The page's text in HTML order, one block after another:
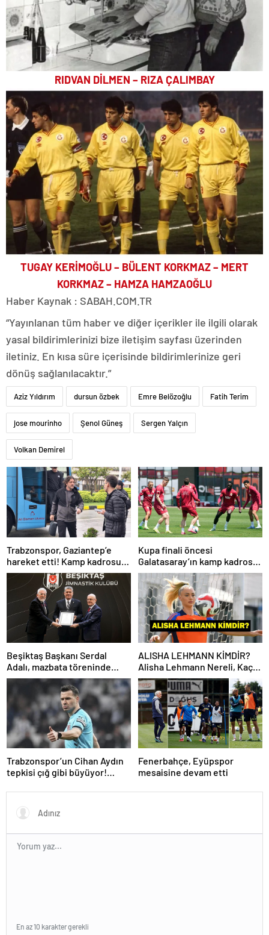
RIDVAN DİLMEN – RIZA ÇALIMBAY
TUGAY KERİMOĞLU – BÜLENT KORKMAZ – MERT
KORKMAZ – HAMZA HAMZAOĞLU
Haber Kaynak : SABAH.COM.TR
“Yayınlanan tüm haber ve diğer içerikler ile ilgili olarak
yasal bildirimlerinizi bize iletişim sayfası üzerinden
iletiniz. En kısa süre içerisinde bildirimlerinize geri
dönüş sağlanılacaktır.”
Aziz Yıldırım dursun özbek Emre Belözoğlu Fatih Terim
jose mourinho Şenol Güneş Sergen Yalçın
Volkan Demirel
Trabzonspor, Gaziantep’e
hareket etti! Kamp kadrosu
açıklandı…
Kupa finali öncesi
Galatasaray’ın kamp kadrosu
belli oldu!
Beşiktaş Başkanı Serdal
Adalı, mazbata töreninde
konuştu: Gün istikrar
ALISHA LEHMANN KİMDİR?
Alisha Lehmann Nereli, Kaç
Yaşında, Hangi Takımda
Oynuyor?
Trabzonspor’un Cihan Aydın
tepkisi çığ gibi büyüyor!
Fenerbahçe, Eyüpspor
mesaisine devam etti
En az 10 karakter gerekli